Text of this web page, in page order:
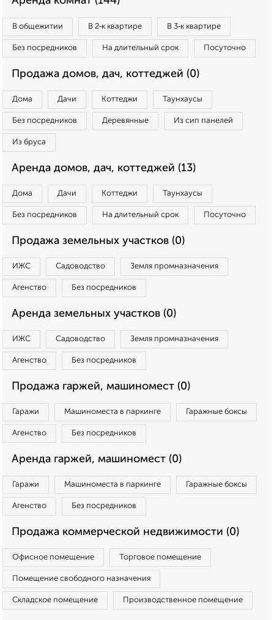
В общежитии В 2‑к квартире В 3‑к квартире
Без посредников На длительный срок Посуточно
Продажа домов, дач, коттеджей (0)
Дома Дачи Коттеджи Таунхаусы
Без посредников Деревянные Из сип панелей
Из бруса
Аренда домов, дач, коттеджей (13)
Дома Дачи Коттеджи Таунхаусы
Без посредников На длительный срок Посуточно
Продажа земельных участков (0)
ИЖС Садоводство Земля промназначения
Агенство Без посредников
Аренда земельных участков (0)
ИЖС Садоводство Земля промназначения
Агенство Без посредников
Продажа гаржей, машиномест (0)
Гаражи Машиноместа в паркинге Гаражные боксы
Агенство Без посредников
Аренда гаржей, машиномест (0)
Гаражи Машиноместа в паркинге Гаражные боксы
Агенство Без посредников
Продажа коммерческой недвижимости (0)
Офисное помещение Торговое помещение
Помещение свободного назначения
Складское помещение Производственное помещение